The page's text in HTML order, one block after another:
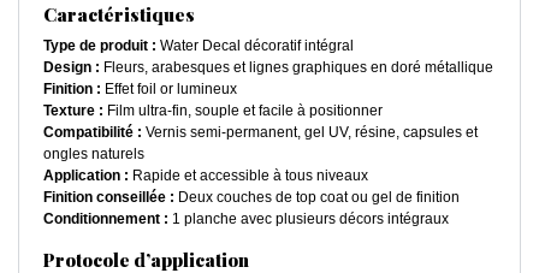
Caractéristiques
Type de produit : Water Decal décoratif intégral
Design : Fleurs, arabesques et lignes graphiques en doré métallique
Finition : Effet foil or lumineux
Texture : Film ultra-fin, souple et facile à positionner
Compatibilité : Vernis semi-permanent, gel UV, résine, capsules et
ongles naturels
Application : Rapide et accessible à tous niveaux
Finition conseillée : Deux couches de top coat ou gel de finition
Conditionnement : 1 planche avec plusieurs décors intégraux
Protocole d’application